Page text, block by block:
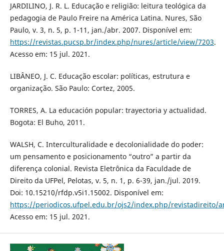
JARDILINO, J. R. L. Educação e religião: leitura teológica da
pedagogia de Paulo Freire na América Latina. Nures, São
Paulo, v. 3, n. 5, p. 1-11, jan./abr. 2007. Disponível em:
https://revistas.pucsp.br/index.php/nures/article/view/7203.
Acesso em: 15 jul. 2021.
LIBÂNEO, J. C. Educação escolar: políticas, estrutura e
organização. São Paulo: Cortez, 2005.
TORRES, A. La educación popular: trayectoria y actualidad.
Bogota: El Buho, 2011.
WALSH, C. Interculturalidade e decolonialidade do poder:
um pensamento e posicionamento “outro” a partir da
diferença colonial. Revista Eletrônica da Faculdade de
Direito da UFPel, Pelotas, v. 5, n. 1, p. 6-39, jan./jul. 2019.
Doi: 10.15210/rfdp.v5i1.15002. Disponível em:
https://periodicos.ufpel.edu.br/ojs2/index.php/revistadireito/
Acesso em: 15 jul. 2021.